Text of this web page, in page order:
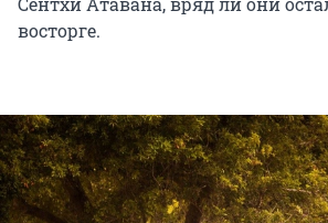
восторге.